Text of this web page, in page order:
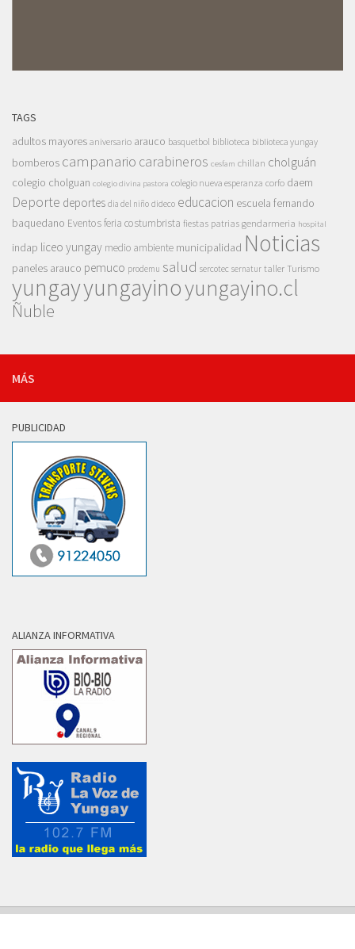
TAGS
adultos mayores aniversario arauco basquetbol biblioteca biblioteca yungay
bomberos campanario carabineros cesfam chillan cholguán
colegio cholguan colegio divina pastora colegio nueva esperanza corfo daem
Deporte deportes dia del niño dideco educacion escuela fernando
baquedano Eventosferia costumbrista fiestas patrias gendarmeria hospital
indap liceo yungay medio ambiente municipalidad Noticias
paneles arauco pemuco prodemu salud sercotec sernatur taller Turismo
yungayyungayinoyungayino.cl
Ñuble
MÁS
PUBLICIDAD
ALIANZA INFORMATIVA